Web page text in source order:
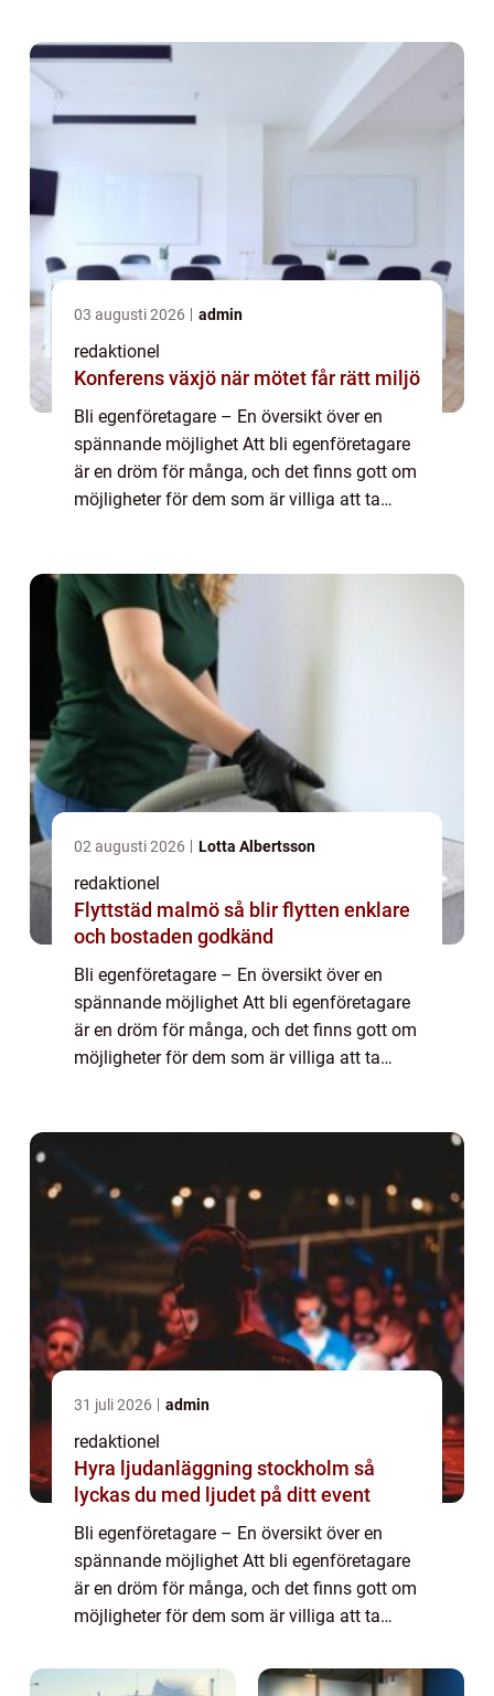
03 augusti 2026 admin
redaktionel
Konferens växjö när mötet får rätt miljö
Bli egenföretagare – En översikt över en
spännande möjlighet Att bli egenföretagare
är en dröm för många, och det finns gott om
möjligheter för dem som är villiga att ta
02 augusti 2026 Lotta Albertsson
redaktionel
Flyttstäd malmö så blir flytten enklare
och bostaden godkänd
Bli egenföretagare – En översikt över en
spännande möjlighet Att bli egenföretagare
är en dröm för många, och det finns gott om
möjligheter för dem som är villiga att ta
31 juli 2026 admin
redaktionel
Hyra ljudanläggning stockholm så
lyckas du med ljudet på ditt event
Bli egenföretagare – En översikt över en
spännande möjlighet Att bli egenföretagare
är en dröm för många, och det finns gott om
möjligheter för dem som är villiga att ta
grundlig översikt av att bli egenfö...